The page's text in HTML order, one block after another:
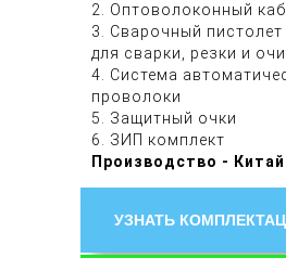
2. Оптоволоконный
3. Сварочный пистолет
для сварки, резки и
4. Система
проволоки
5. Защитный очки
6. ЗИП комплект
Производство - Китай
УЗНАТЬ